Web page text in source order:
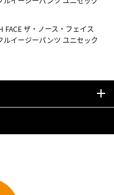
FACE ザ・ノース・フェイス
ルイージーパンツ ユニセック